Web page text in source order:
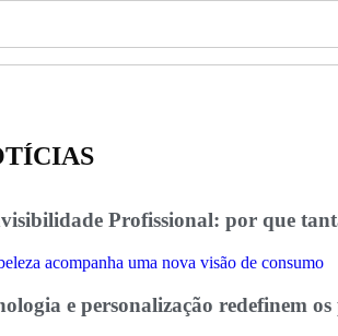
Profissional: por que
e personalização redefinem